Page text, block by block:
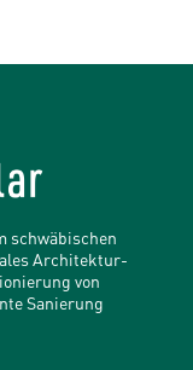
schwäbischen
Architektur-
von
Sanierung